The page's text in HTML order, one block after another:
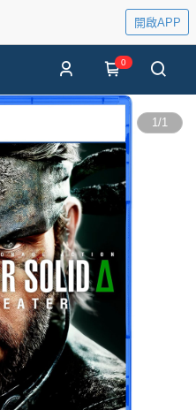
開啟APP
0
1/1